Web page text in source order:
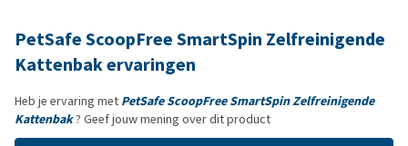
PetSafe ScoopFree SmartSpin Zelfreinigende
Kattenbak ervaringen
Heb je ervaring met PetSafe ScoopFree SmartSpin Zelfreinigende
Kattenbak? Geef jouw mening over dit product